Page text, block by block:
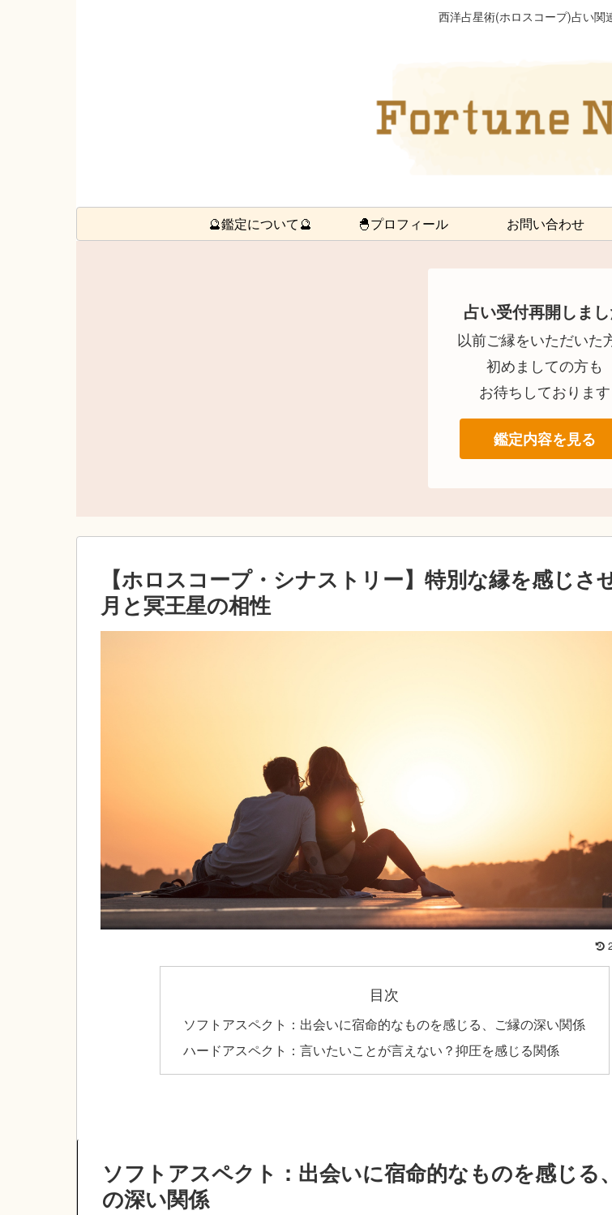
西洋占星術(ホロスコープ)占い関
🔮鑑定について🔮 🐣プロフィール お問い合わせ
占い受付再開しま
以前ご縁をいただいた
初めましての方も
お待ちしております
鑑定内容を見る
【ホロスコープ・シナストリー】特別な縁を感じさ
月と冥王星の相性
目次
ソフトアスペクト：出会いに宿命的なものを感じる、ご縁の深い関係
ハードアスペクト：言いたいことが言えない？抑圧を感じる関係
ソフトアスペクト：出会いに宿命的なものを感じる
の深い関係